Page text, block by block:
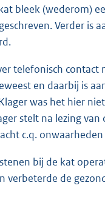
bleek (wederom)
Verder is
telefonisch contact
en daarbij is
was het hier
stelt na lezing
c.q.
bij de kat
verbeterde de